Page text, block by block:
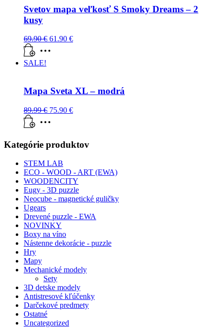
Svetov mapa veľkosť S Smoky Dreams – 2
kusy
69.90€ 61.90 €
SALE!
Mapa Sveta XL – modrá
89.99€ 75.90 €
Kategórie produktov
STEM LAB
ECO - WOOD - ART (EWA)
WOODENCITY
Eugy - 3D puzzle
Neocube - magnetické guličky
Ugears
Drevené puzzle - EWA
NOVINKY
Boxy na víno
Nástenne dekorácie - puzzle
Hry
Mapy
Mechanické modely
Sety
3D detske modely
Antistresové kľúčenky
Darčekové predmety
Ostatné
Uncategorized